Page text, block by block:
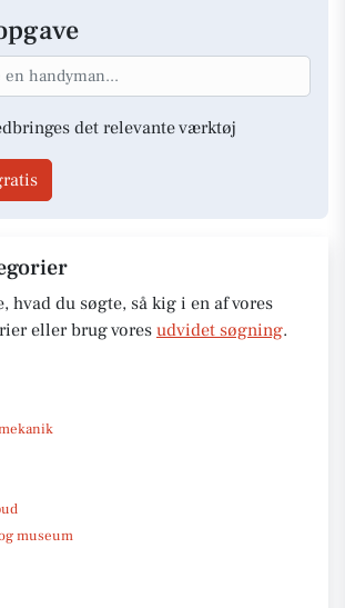
det relevante værktøj
hvad du søgte, så kig i en af vores
eller brug vores udvidet søgning.
museum